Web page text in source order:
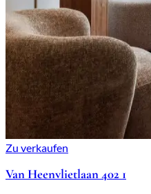
Zu verkaufen
Van Heenvlietlaan 402 1